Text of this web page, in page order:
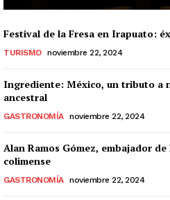
Festival de la Fresa en Irapuato:
TURISMO noviembre 22, 2024
Ingrediente: México, un tributo a
ancestral
GASTRONOMÍA noviembre 22, 2024
Alan Ramos Gómez, embajador
colimense
GASTRONOMÍA noviembre 22, 2024